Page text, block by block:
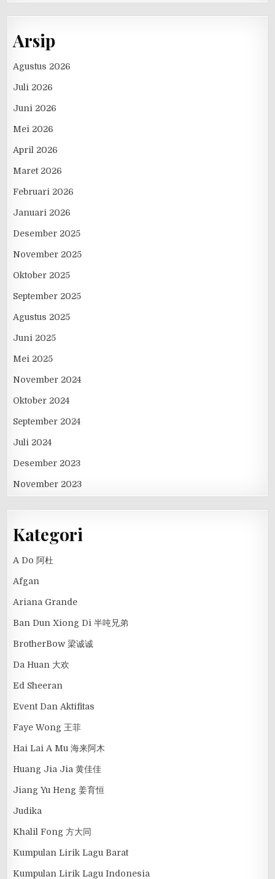
Arsip
Agustus 2026
Juli 2026
Juni 2026
Mei 2026
April 2026
Maret 2026
Februari 2026
Januari 2026
Desember 2025
November 2025
Oktober 2025
September 2025
Agustus 2025
Juni 2025
Mei 2025
November 2024
Oktober 2024
September 2024
Juli 2024
Desember 2023
November 2023
Kategori
A Do 阿杜
Afgan
Ariana Grande
Ban Dun Xiong Di 半吨兄弟
BrotherBow 梁诚诚
Da Huan 大欢
Ed Sheeran
Event Dan Aktifitas
Faye Wong 王菲
Hai Lai A Mu 海来阿木
Huang Jia Jia 黄佳佳
Jiang Yu Heng 姜育恒
Judika
Khalil Fong 方大同
Kumpulan Lirik Lagu Barat
Kumpulan Lirik Lagu Indonesia